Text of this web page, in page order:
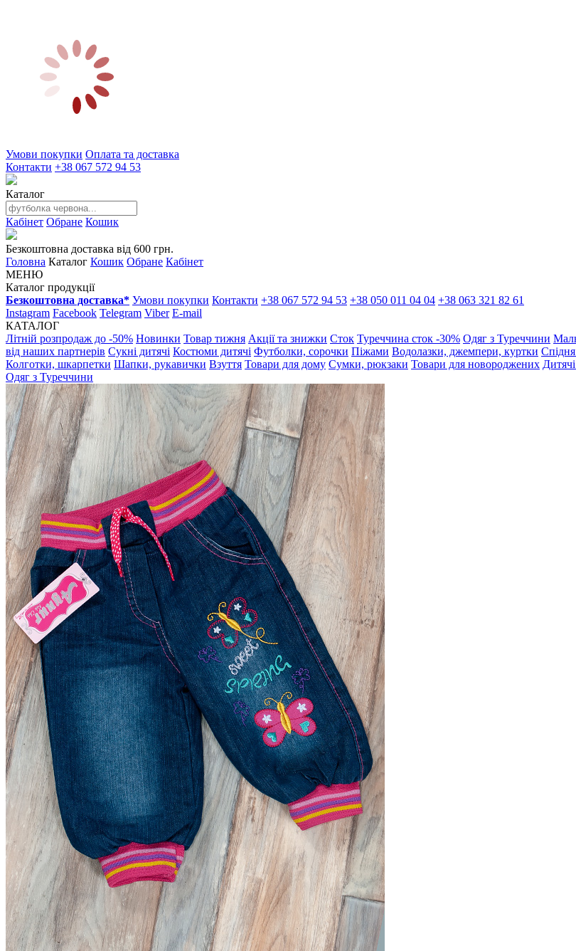
Умови покупки Оплата та доставка
Контакти +38 067 572 94 53
Каталог
Кабінет Обране Кошик
Безкоштовна доставка від 600 грн.
Головна Каталог Кошик Обране Кабінет
МЕНЮ
Каталог продукції
Безкоштовна доставка* Умови покупки Контакти +38 067 572 94 53 +38 050 011 04 04 +38 063 321 82 61
Instagram Facebook Telegram Viber E-mail
КАТАЛОГ
Літній розпродаж до -50% Новинки Товар тижня Акції та знижки Сток Туреччина сток -30% Одяг з Туреччини
від наших партнерів Сукні дитячі Костюми дитячі Футболки, сорочки Піжами Водолазки, джемпери, куртки Спідня
Колготки, шкарпетки Шапки, рукавички Взуття Товари для дому Сумки, рюкзаки Товари для новороджених
Одяг з Туреччини